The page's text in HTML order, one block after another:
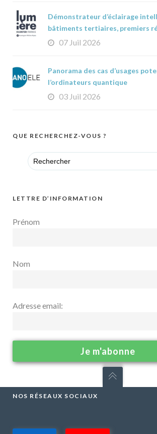
Démonstrateur d’éclairage
bâtiments tertiaires, premiers
07 Juil 2026
Panorama des cas d’usages
l’ordinateurs quantique
03 Juil 2026
QUE RECHERCHEZ-VOUS ?
Search
for:
LETTRE D’INFORMATION
Prénom
Nom
Adresse email:
NOS RÉSEAUX SOCIAUX